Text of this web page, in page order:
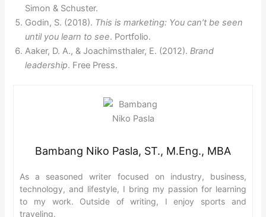
Simon & Schuster.
Godin, S. (2018). This is marketing: You can’t be seen
until you learn to see. Portfolio.
Aaker, D. A., & Joachimsthaler, E. (2012). Brand
leadership. Free Press.
Bambang Niko Pasla, ST., M.Eng., MBA
As a seasoned writer focused on industry, business,
technology, and lifestyle, I bring my passion for learning
to my work. Outside of writing, I enjoy sports and
traveling.